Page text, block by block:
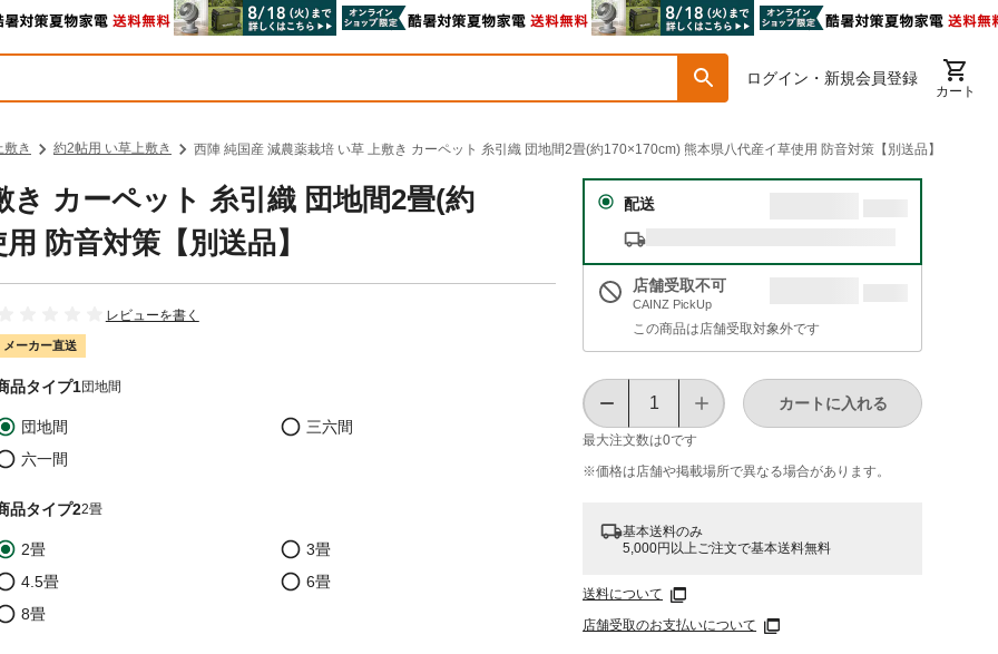
ログイン・新規会員登録
カート
敷き 約2帖用 い草上敷き 西陣 純国産 減農薬栽培 い草 上敷き カーペット 糸引織 団地間2畳(約170×170cm) 熊本県八代産イ草使用 防音対策【別送品】
き カーペット 糸引織 団地間2畳(約
防音対策【別送品】
レビューを書く
メーカー直送
品タイプ1団地間
団地間
三六間
六一間
品タイプ22畳
2畳
3畳
4.5畳
6畳
8畳
配送
店舗受取不可
CAINZ PickUp
この商品は店舗受取対象外です
最大注文数は0です
カートに入れる
※価格は​店舗や​掲載場所で​異なる​場合が​あります。
基本送料のみ
5,000円以上ご注文で基本送料無料
送料について
店舗受取のお支払いについて